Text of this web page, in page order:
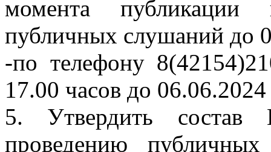
момента публикации
публичных слушаний до
-по телефону
17.00 часов до
5. Утвердить состав
проведению